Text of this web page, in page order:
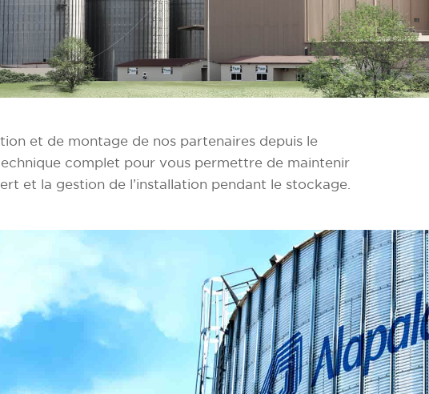
et de montage de nos partenaires depuis le
complet pour vous permettre de maintenir
et la gestion de l’installation pendant le stockage.